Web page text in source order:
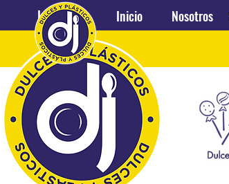
Inicio Nosotros
Inicio Nosotros